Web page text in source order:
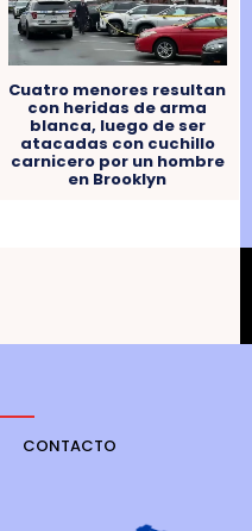
Cuatro menores resultan
con heridas de arma
blanca, luego de ser
atacadas con cuchillo
carnicero por un hombre
en Brooklyn
CONTACTO